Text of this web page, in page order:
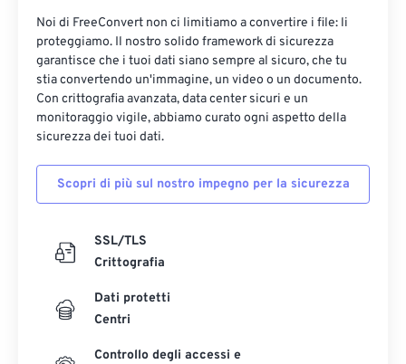
Noi di FreeConvert non ci limitiamo a convertire i file: li
proteggiamo. Il nostro solido framework di sicurezza
garantisce che i tuoi dati siano sempre al sicuro, che tu
stia convertendo un'immagine, un video o un documento.
Con crittografia avanzata, data center sicuri e un
monitoraggio vigile, abbiamo curato ogni aspetto della
sicurezza dei tuoi dati.
Scopri di più sul nostro impegno per la sicurezza
SSL/TLS
Crittografia
Dati protetti
Centri
Controllo degli accessi e